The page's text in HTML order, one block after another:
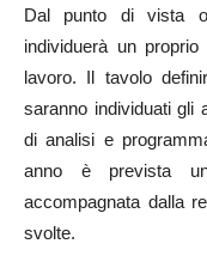
Dal punto di vista
individuerà un
lavoro. Il tavolo
saranno individuati gli
di analisi e
anno è prevista
accompagnata dalla
svolte.